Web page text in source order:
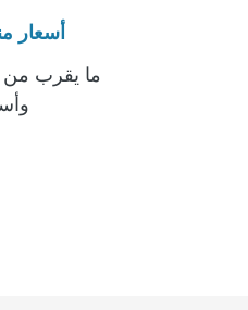
أسعار